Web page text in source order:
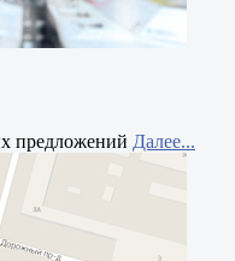
предложений Далее...